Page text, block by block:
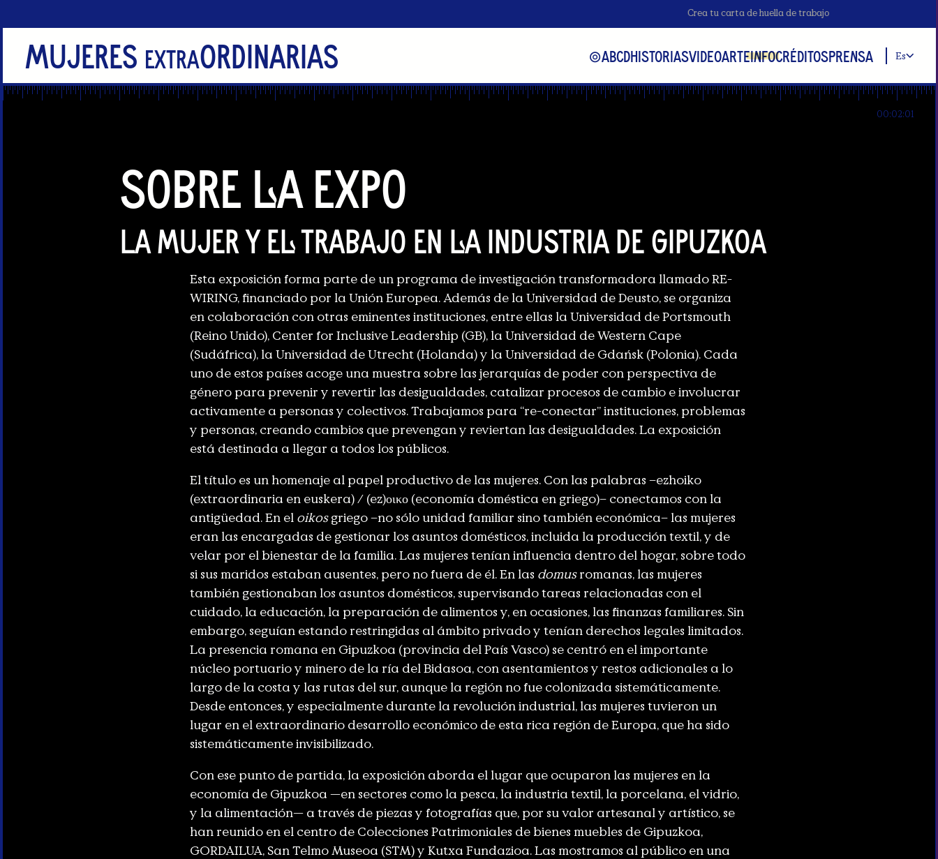
Crea tu carta de huella de trabajo
Mujeres extraOrdinarias ⊚ABCDHISTORIASVIDEOARTEINFOCRÉDITOSPRENSA Es
00:02:01
Sobre la expo
La mujer y el trabajo en la industria de Gipuzkoa
Esta exposición forma parte de un programa de investigación transformadora llamado RE-
WIRING, financiado por la Unión Europea. Además de la Universidad de Deusto, se organiza
en colaboración con otras eminentes instituciones, entre ellas la Universidad de Portsmouth
(Reino Unido), Center for Inclusive Leadership (GB), la Universidad de Western Cape
(Sudáfrica), la Universidad de Utrecht (Holanda) y la Universidad de Gdańsk (Polonia). Cada
uno de estos países acoge una muestra sobre las jerarquías de poder con perspectiva de
género para prevenir y revertir las desigualdades, catalizar procesos de cambio e involucrar
activamente a personas y colectivos. Trabajamos para “re-conectar” instituciones, problemas
y personas, creando cambios que prevengan y reviertan las desigualdades. La exposición
está destinada a llegar a todos los públicos.
El título es un homenaje al papel productivo de las mujeres. Con las palabras –ezhoiko
(extraordinaria en euskera) / (ez)οικο (economía doméstica en griego)– conectamos con la
antigüedad. En el oikosgriego –no sólo unidad familiar sino también económica– las mujeres
eran las encargadas de gestionar los asuntos domésticos, incluida la producción textil, y de
velar por el bienestar de la familia. Las mujeres tenían influencia dentro del hogar, sobre todo
si sus maridos estaban ausentes, pero no fuera de él. En las domusromanas, las mujeres
también gestionaban los asuntos domésticos, supervisando tareas relacionadas con el
cuidado, la educación, la preparación de alimentos y, en ocasiones, las finanzas familiares. Sin
embargo, seguían estando restringidas al ámbito privado y tenían derechos legales limitados.
La presencia romana en Gipuzkoa (provincia del País Vasco) se centró en el importante
núcleo portuario y minero de la ría del Bidasoa, con asentamientos y restos adicionales a lo
largo de la costa y las rutas del sur, aunque la región no fue colonizada sistemáticamente.
Desde entonces, y especialmente durante la revolución industrial, las mujeres tuvieron un
lugar en el extraordinario desarrollo económico de esta rica región de Europa, que ha sido
sistemáticamente invisibilizado.
Con ese punto de partida, la exposición aborda el lugar que ocuparon las mujeres en la
economía de Gipuzkoa —en sectores como la pesca, la industria textil, la porcelana, el vidrio,
y la alimentación— a través de piezas y fotografías que, por su valor artesanal y artístico, se
han reunido en el centro de Colecciones Patrimoniales de bienes muebles de Gipuzkoa,
GORDAILUA, San Telmo Museoa (STM) y Kutxa Fundazioa. Las mostramos al público en una